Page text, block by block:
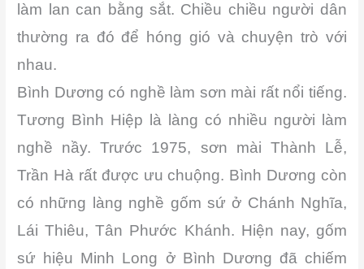
làm lan can bằng sắt. Chiều chiều người dân
thường ra đó để hóng gió và chuyện trò với
nhau.
Bình Dương có nghề làm sơn mài rất nổi tiếng.
Tương Bình Hiệp là làng có nhiều người làm
nghề nầy. Trước 1975, sơn mài Thành Lễ,
Trần Hà rất được ưu chuộng. Bình Dương còn
có những làng nghề gốm sứ ở Chánh Nghĩa,
Lái Thiêu, Tân Phước Khánh. Hiện nay, gốm
sứ hiệu Minh Long ở Bình Dương đã chiếm